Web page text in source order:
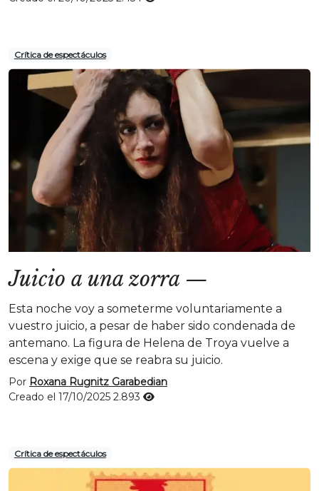
Crítica de espectáculos
Juicio a una zorra —
Esta noche voy a someterme voluntariamente a
vuestro juicio, a pesar de haber sido condenada de
antemano. La figura de Helena de Troya vuelve a
escena y exige que se reabra su juicio.
Por Roxana Rugnitz Garabedian
Creado el 17/10/2025 2.893
Crítica de espectáculos